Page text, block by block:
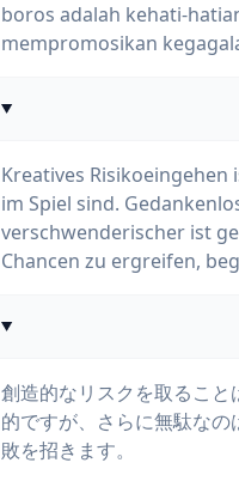
boros adalah kehati-
mempromosikan
Kreatives
im Spiel sind.
verschwenderischer ist
Chancen zu ergreifen,
創造的なリスクを取るこ
的ですが、さらに無駄な
敗を招きます。